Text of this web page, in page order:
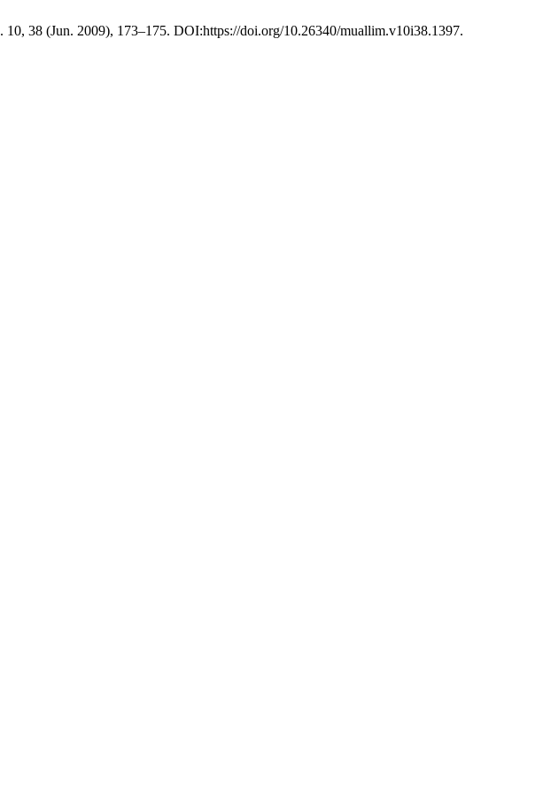
. 10, 38 (Jun. 2009), 173–175. DOI:https://doi.org/10.26340/muallim.v10i38.1397.